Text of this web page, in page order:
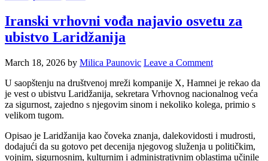
Iranski vrhovni vođa najavio osvetu za
ubistvo Laridžanija
March 18, 2026 by Milica Paunovic Leave a Comment
U saopštenju na društvenoj mreži kompanije X, Hamnei je rekao da
je vest o ubistvu Laridžanija, sekretara Vrhovnog nacionalnog veća
za sigurnost, zajedno s njegovim sinom i nekoliko kolega, primio s
velikom tugom.
Opisao je Laridžanija kao čoveka znanja, dalekovidosti i mudrosti,
dodajući da su gotovo pet decenija njegovog služenja u političkim,
vojnim, sigurnosnim, kulturnim i administrativnim oblastima učinile